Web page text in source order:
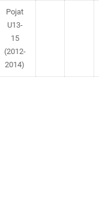
Pojat
U13-
15
(2012-
2014)